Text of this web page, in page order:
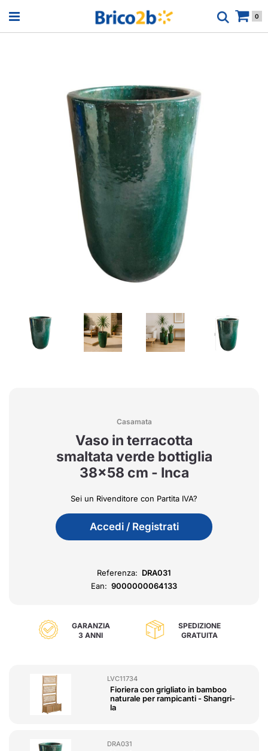
Open menu 0
Casamata
Vaso in terracotta
smaltata verde bottiglia
38x58 cm - Inca
Sei un Rivenditore con Partita IVA?
Accedi / Registrati
Referenza: DRA031
Ean: 9000000064133
GARANZIA
3 ANNI
SPEDIZIONE
GRATUITA
LVC11734
Fioriera con grigliato in bamboo
naturale per rampicanti - Shangri-
la
DRA031